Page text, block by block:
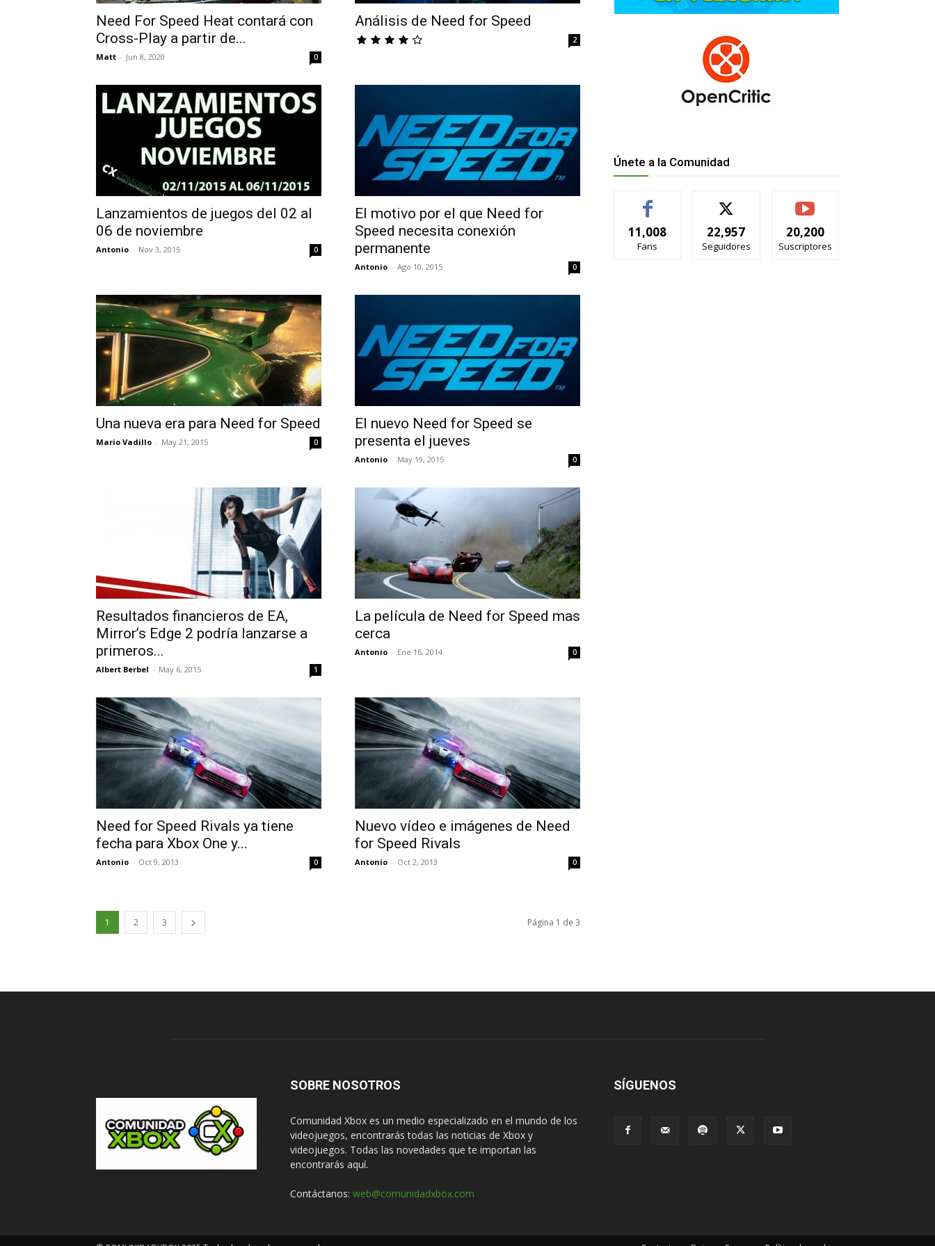
Need For Speed Heat contará con
Cross-Play a partir de...
Matt - Jun 8, 2020 0
Análisis de Need for Speed
2
Lanzamientos de juegos del 02 al
06 de noviembre
Antonio - Nov 3, 2015 0
El motivo por el que Need for
Speed necesita conexión
permanente
Antonio - Ago 10, 2015 0
Una nueva era para Need for Speed
Mario Vadillo - May 21, 2015 0
El nuevo Need for Speed se
presenta el jueves
Antonio - May 19, 2015 0
Resultados financieros de EA,
Mirror’s Edge 2 podría lanzarse a
primeros...
Albert Berbel - May 6, 2015 1
La película de Need for Speed mas
cerca
Antonio - Ene 16, 2014 0
Need for Speed Rivals ya tiene
fecha para Xbox One y...
Antonio - Oct 9, 2013 0
Nuevo vídeo e imágenes de Need
for Speed Rivals
Antonio - Oct 2, 2013 0
1 2 3 Página 1 de 3
Únete a la Comunidad
11,008
Fans
22,957
Seguidores
20,200
Suscriptores
SOBRE NOSOTROS
Comunidad Xbox es un medio especializado en el mundo de los
videojuegos, encontrarás todas las noticias de Xbox y
videojuegos. Todas las novedades que te importan las
encontrarás aquí.
Contáctanos: web@comunidadxbox.com
SÍGUENOS